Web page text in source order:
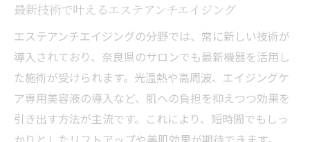
最新技術で叶えるエステアンチエイジング
エステアンチエイジングの分野では、常に新しい技術が
導入されており、奈良県のサロンでも最新機器を活用し
た施術が受けられます。光温熱や高周波、エイジングケ
ア専用美容液の導入など、肌への負担を抑えつつ効果を
引き出す方法が主流です。これにより、短時間でもしっ